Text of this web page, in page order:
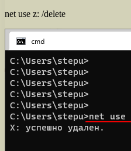
net use z: /delete